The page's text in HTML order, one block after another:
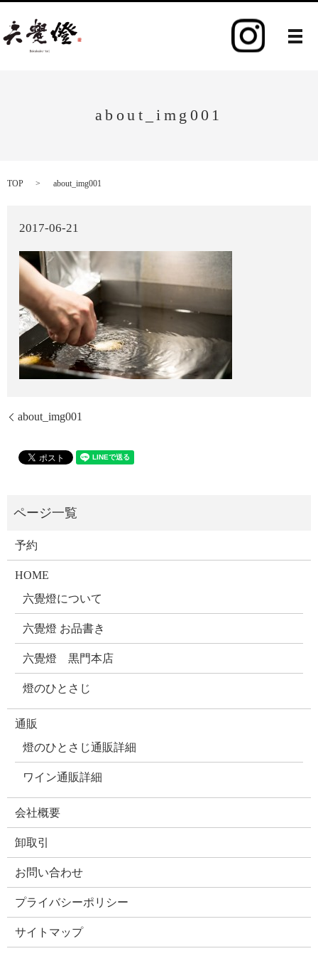
メ
about_img001
TOP about_img001
2017-06-21
about_img001
予約
HOME
六覺燈について
六覺燈 お品書き
六覺燈 黒門本店
燈のひとさじ
通販
燈のひとさじ通販詳細
ワイン通販詳細
会社概要
卸取引
お問い合わせ
プライバシーポリシー
サイトマップ